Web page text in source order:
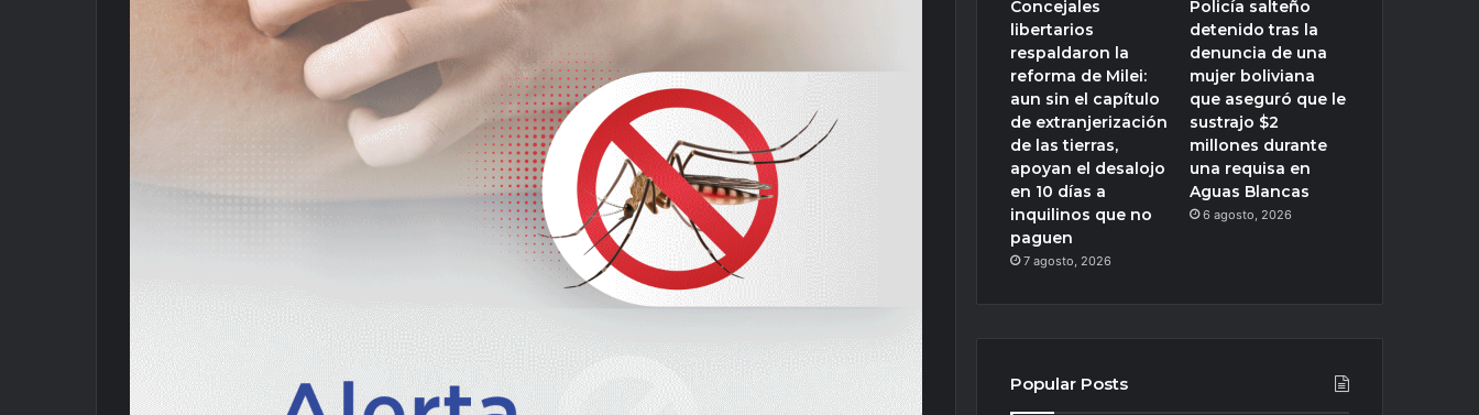
Concejales
libertarios
respaldaron la
reforma de Milei:
aun sin el capítulo
de extranjerización
de las tierras,
apoyan el desalojo
en 10 días a
inquilinos que no
paguen
7 agosto, 2026
Policía salteño
detenido tras la
denuncia de una
mujer boliviana
que aseguró que le
sustrajo $2
millones durante
una requisa en
Aguas Blancas
6 agosto, 2026
Popular Posts